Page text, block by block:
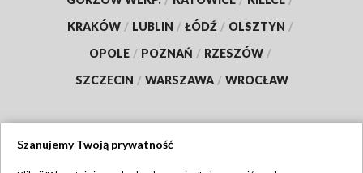
KRAKÓW / LUBLIN / ŁÓDŹ / OLSZTYN /
OPOLE / POZNAŃ / RZESZÓW /
SZCZECIN / WARSZAWA / WROCŁAW
Szanujemy Twoją prywatność